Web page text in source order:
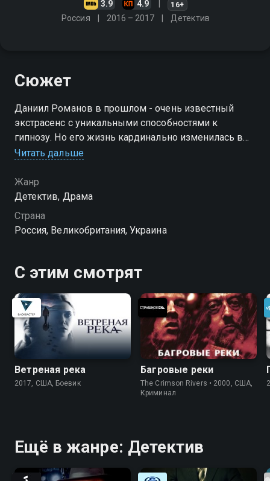
3.9 4.9 16+
Россия 2016 – 2017 Детектив
Сюжет
Даниил Романов в прошлом - очень известный
экстрасенс с уникальными способностями к
гипнозу. Но его жизнь кардинально изменилась в
одно мгновение: однажды Даниил дал
страну серийному убийце
Читать дальше
Жанр
Детектив, Драма
Страна
Россия, Великобритания, Украина
С этим смотрят
Ветреная река
2017, США, Боевик
Багровые реки
The Crimson Rivers • 2000, США,
Криминал
Ещё в жанре: Детектив